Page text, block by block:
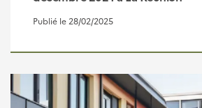
Publié le 28/02/2025